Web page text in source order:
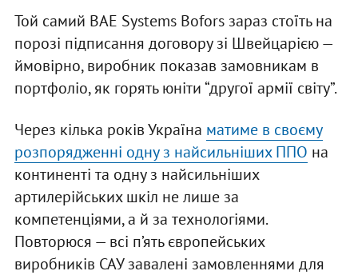
Той самий BAE Systems Bofors зараз стоїть на
порозі підписання договору зі Швейцарією —
ймовірно, виробник показав замовникам в
портфоліо, як горять юніти “другої армії світу”.
Через кілька років Україна матиме в своєму
розпорядженні одну з найсильніших ППО на
континенті та одну з найсильніших
артилерійських шкіл не лише за
компетенціями, а й за технологіями.
Повторюся — всі п’ять європейських
виробників САУ завалені замовленнями для